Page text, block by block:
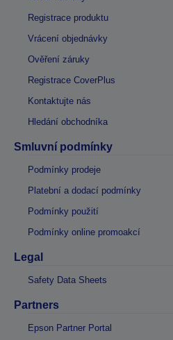
Registrace produktu
Vrácení objednávky
Ověření záruky
Registrace CoverPlus
Kontaktujte nás
Hledání obchodníka
Smluvní podmínky
Podmínky prodeje
Platební a dodací podmínky
Podmínky použití
Podmínky online promoakcí
Legal
Safety Data Sheets
Partners
Epson Partner Portal